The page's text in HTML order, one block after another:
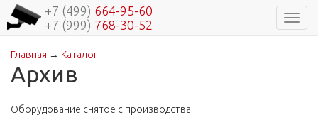
+7 (499) 664-95-60
+7 (999) 768-30-52
Вы здесь
Главная → Каталог
Архив
Оборудование снятое с производства